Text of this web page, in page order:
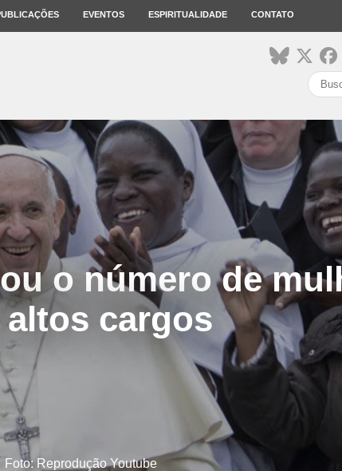
EVENTOS ESPIRITUALIDADE CONTATO
o número de
altos cargos
Foto: Reprodução Youtube